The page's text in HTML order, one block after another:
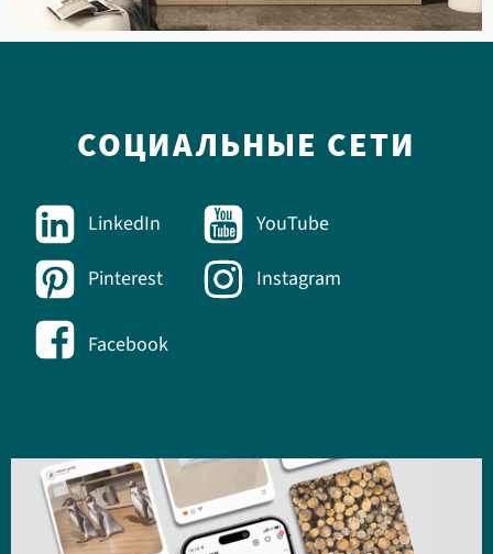
СОЦИАЛЬНЫЕ СЕТИ
LinkedIn
Pinterest
Facebook
YouTube
Instagram